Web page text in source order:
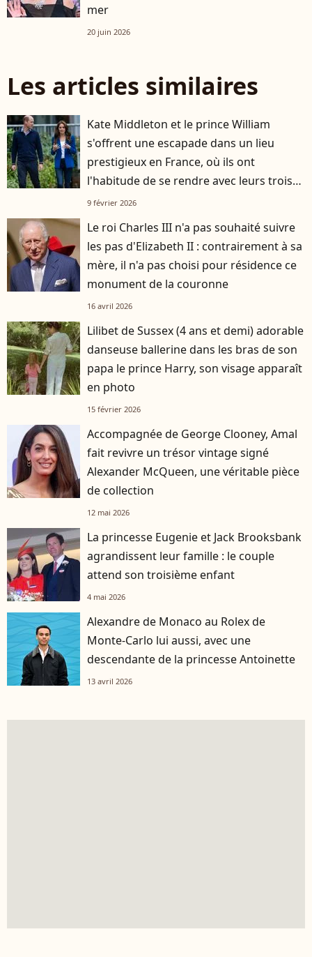
mer
20 juin 2026
Les articles similaires
Kate Middleton et le prince William
s'offrent une escapade dans un lieu
prestigieux en France, où ils ont
l'habitude de se rendre avec leurs trois
enfants
9 février 2026
Le roi Charles III n'a pas souhaité suivre
les pas d'Elizabeth II : contrairement à sa
mère, il n'a pas choisi pour résidence ce
monument de la couronne
16 avril 2026
Lilibet de Sussex (4 ans et demi) adorable
danseuse ballerine dans les bras de son
papa le prince Harry, son visage apparaît
en photo
15 février 2026
Accompagnée de George Clooney, Amal
fait revivre un trésor vintage signé
Alexander McQueen, une véritable pièce
de collection
12 mai 2026
La princesse Eugenie et Jack Brooksbank
agrandissent leur famille : le couple
attend son troisième enfant
4 mai 2026
Alexandre de Monaco au Rolex de
Monte-Carlo lui aussi, avec une
descendante de la princesse Antoinette
13 avril 2026